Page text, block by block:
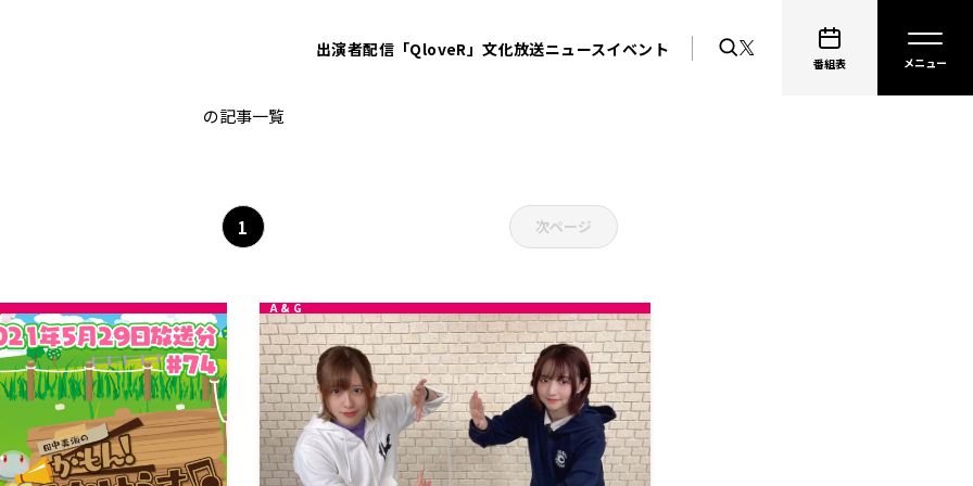
出演者配信「QloveR」文化放送ニュースイベント
番組表
の記事一覧
1 次ページ